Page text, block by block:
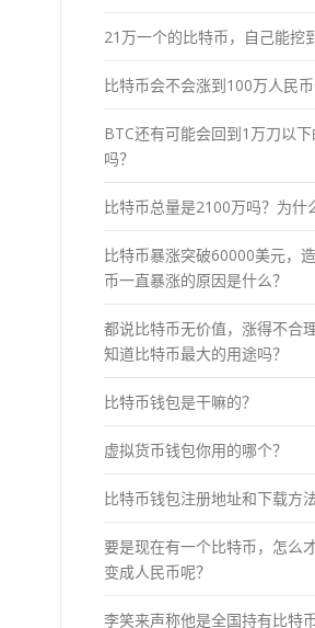
21万一个的比特币，自己能挖
比特币会不会涨到100万人民币
BTC还有可能会回到1万刀以
吗？
比特币总量是2100万吗？为什
比特币暴涨突破60000美元，
币一直暴涨的原因是什么？
都说比特币无价值，涨得不合
知道比特币最大的用途吗？
比特币钱包是干嘛的？
虚拟货币钱包你用的哪个？
比特币钱包注册地址和下载方法
要是现在有一个比特币，怎么
变成人民币呢？
李笑来声称他是全国持有比特